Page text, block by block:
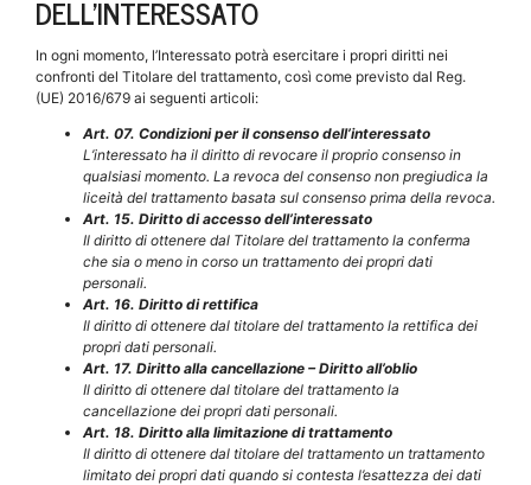
DELL’INTERESSATO
In ogni momento, l’Interessato potrà esercitare i propri diritti nei
confronti del Titolare del trattamento, così come previsto dal Reg.
(UE) 2016/679 ai seguenti articoli:
Art. 07. Condizioni per il consenso dell’interessato
L’interessato ha il diritto di revocare il proprio consenso in
qualsiasi momento. La revoca del consenso non pregiudica la
liceità del trattamento basata sul consenso prima della revoca.
Art. 15. Diritto di accesso dell’interessato
Il diritto di ottenere dal Titolare del trattamento la conferma
che sia o meno in corso un trattamento dei propri dati
personali.
Art. 16. Diritto di rettifica
Il diritto di ottenere dal titolare del trattamento la rettifica dei
propri dati personali.
Art. 17. Diritto alla cancellazione – Diritto all’oblio
Il diritto di ottenere dal titolare del trattamento la
cancellazione dei propri dati personali.
Art. 18. Diritto alla limitazione di trattamento
Il diritto di ottenere dal titolare del trattamento un trattamento
limitato dei propri dati quando si contesta l’esattezza dei dati